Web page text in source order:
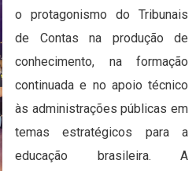
o protagonismo do Tribunais
de Contas na produção de
conhecimento, na formação
continuada e no apoio técnico
às administrações públicas em
temas estratégicos para a
educação brasileira. A